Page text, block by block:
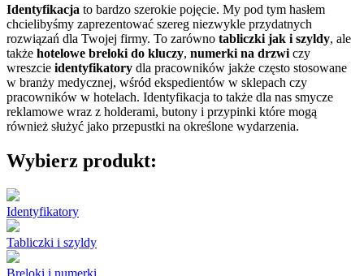
Identyfikacja to bardzo szerokie pojęcie. My pod tym hasłem
chcielibyśmy zaprezentować szereg niezwykle przydatnych
rozwiązań dla Twojej firmy. To zarówno tabliczki jak i szyldy, ale
także hotelowe breloki do kluczy, numerki na drzwi czy
wreszcie identyfikatory dla pracowników jakże często stosowane
w branży medycznej, wśród ekspedientów w sklepach czy
pracowników w hotelach. Identyfikacja to także dla nas smycze
reklamowe wraz z holderami, butony i przypinki które mogą
również służyć jako przepustki na określone wydarzenia.
Wybierz produkt:
Identyfikatory
Tabliczki i szyldy
Breloki i numerki